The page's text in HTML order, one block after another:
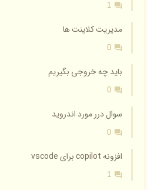
1
مدیریت کلاینت ها
0
باید چه خروجی بگیریم
0
سوال درر مورد اندروید
0
افزونه copilot برای vscode
1